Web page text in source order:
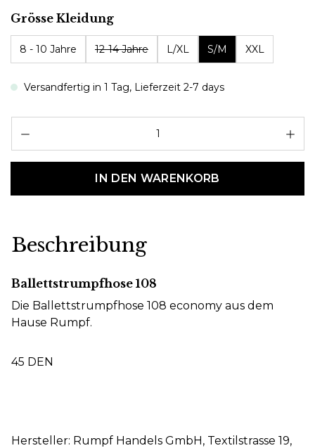
Grösse Kleidungauswählen
8 - 10 Jahre 12-14 Jahre L/XL S/M XXL
Versandfertig in 1 Tag, Lieferzeit 2-7 days
IN DEN WARENKORB
Beschreibung
Ballettstrumpfhose 108
Die Ballettstrumpfhose 108 economy aus dem
Hause Rumpf.
45 DEN
Hersteller: Rumpf Handels GmbH, Textilstrasse 19,